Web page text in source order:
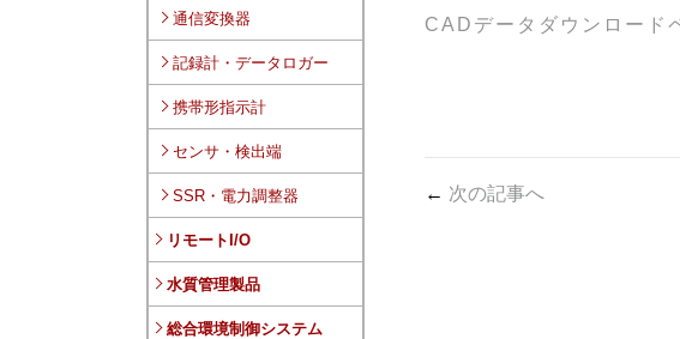
通信変換器
記録計・データロガー
携帯形指示計
センサ・検出端
SSR・電力調整器
リモートI/O
水質管理製品
総合環境制御システム
CADデータダウンロード
← 次の記事へ